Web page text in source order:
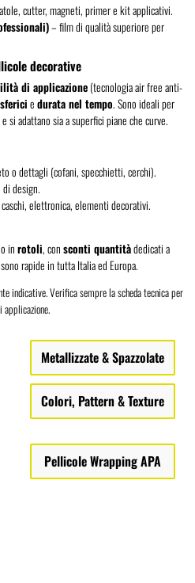
cutter, magneti, primer e kit applicativi.
– film di qualità superiore per
decorative
di applicazione(tecnologia air free anti-
edurata nel tempo. Sono ideali per
adattano sia a superfici piane che curve.
o dettagli (cofani, specchietti, cerchi).
design.
elettronica, elementi decorativi.
o inrotoli, consconti quantitàdedicati a
rapide in tutta Italia ed Europa.
indicative. Verifica sempre la scheda tecnica per
Metallizzate & Spazzolate
Colori, Pattern & Texture
Pellicole Wrapping APA